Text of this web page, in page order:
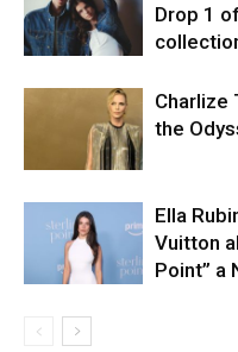
Drop 1
Charlize
the
Ella
Vuitton
Point” a